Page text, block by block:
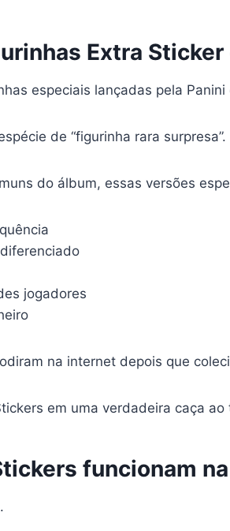
Extra
especiais lançadas pela
de “figurinha rara surpresa”.
do álbum, essas versões
jogadores
na internet depois que
em uma verdadeira caça ao
funcionam